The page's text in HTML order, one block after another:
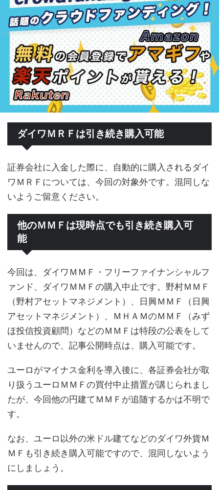
ダイワＭＲＦは引き続き購入可能
証券会社に入金した際に、自動的に購入されるダイ
ワＭＲＦについては、今回の対象外です。混同しな
いようご留意ください。
他のＭＭＦは現時点でも引き続き購入可
能
今回は、ダイワＭＭＦ・フリーファイナンシャルフ
ァンド、ダイワＭＭＦの購入中止です。野村ＭＭＦ
（野村アセットマネジメント）、日興ＭＭＦ（日興
アセットマネジメント）、ＭＨＡＭのＭＭＦ（みず
ほ投信投資顧問）などのＭＭＦは特段の公表をして
いませんので、記事公開時点は、購入可能です。
ユーロがマイナス金利を導入後に、各証券会社が取
り扱うユーロＭＭＦの買付中止措置が講じられまし
たが、今回他の円建てＭＭＦが追随するかは不明で
す。
なお、ユーロ以外の米ドル建てなどのダイワ外貨Ｍ
ＭＦも引き続き購入可能ですので、混同しないよう
にしましょう。